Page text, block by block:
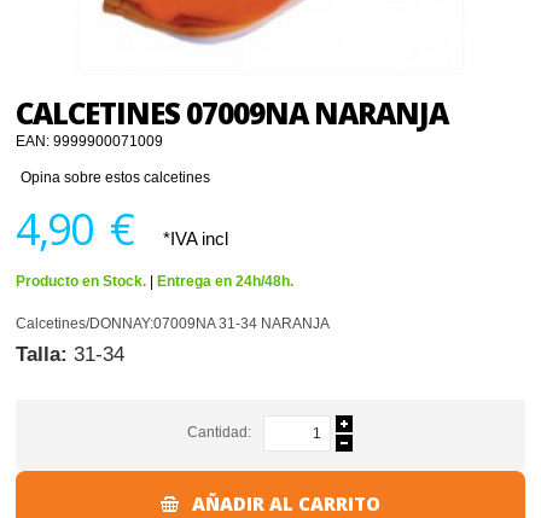
CALCETINES 07009NA NARANJA
EAN:9999900071009
Opina sobre estos calcetines
4,90 € *IVA incl
Producto en Stock. Entrega en 24h/48h.
Calcetines/DONNAY:07009NA 31-34 NARANJA
Talla: 31-34
Cantidad:
AÑADIR AL CARRITO